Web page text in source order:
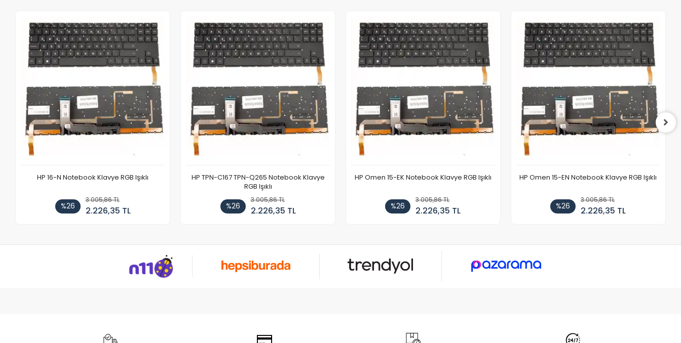
HP 16-N Notebook Klavye RGB Işıklı
%26
3.005,86 TL
2.226,35 TL
HP TPN-C167 TPN-Q265 Notebook Klavye
RGB Işıklı
%26
3.005,86 TL
2.226,35 TL
HP Omen 15-EK Notebook Klavye RGB Işıklı
%26
3.005,86 TL
2.226,35 TL
HP Omen 15-EN Notebook Klavye RGB Işıklı
%26
3.005,86 TL
2.226,35 TL